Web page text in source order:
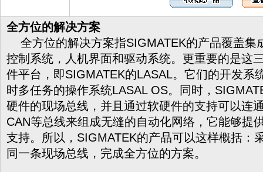
全方位的解决方案
全方位的解决方案指SIGMATEK的产品覆盖集
控制系统，人机界面和驱动系统。更重要的是这
件平台，即SIGMATEK的LASAL。它们的开发系
时多任务的操作系统LASAL OS。同时，
硬件的现场总线，并且通过软硬件的支持可以连
CAN等总线来组成无缝的自动化网络，它能够提
支持。所以，SIGMATEK的产品可以这样概括：
同一条现场总线，完成全方位的方案。